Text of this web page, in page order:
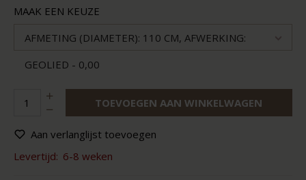
MAAK EEN KEUZE
AFMETING (DIAMETER): 110 CM, AFWERKING:
GEOLIED - 0,00
TOEVOEGEN AAN WINKELWAGEN
Aan verlanglijst toevoegen
Levertijd: 6-8 weken